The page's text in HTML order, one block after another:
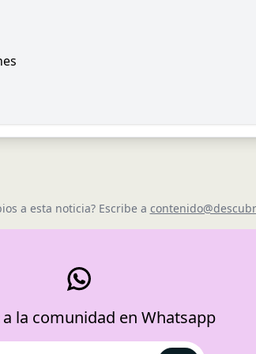
a esta noticia? Escribe a
la comunidad en Whatsapp